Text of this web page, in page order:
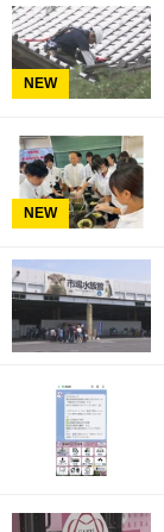
NEW
NEW